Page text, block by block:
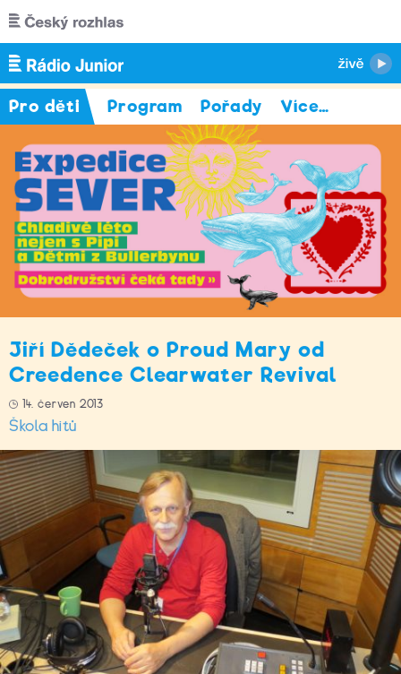
Přejít k hlavnímu obsahu
Pro děti Program Pořady Více…
Jiří Dědeček o Proud Mary od
Creedence Clearwater Revival
14. červen 2013
Škola hitů